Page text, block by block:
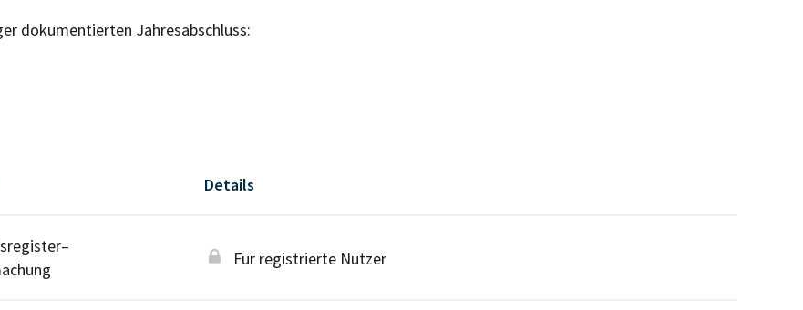
dokumentierten Jahresabschluss:
Details
Für registrierte Nutzer